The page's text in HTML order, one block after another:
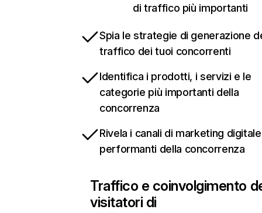
di traffico più importanti
Spia le strategie di generazione
traffico dei tuoi concorrenti
Identifica i prodotti, i servizi e le
categorie più importanti della
concorrenza
Rivela i canali di marketing
performanti della concorrenza
Traffico e coinvolgimento
visitatori di